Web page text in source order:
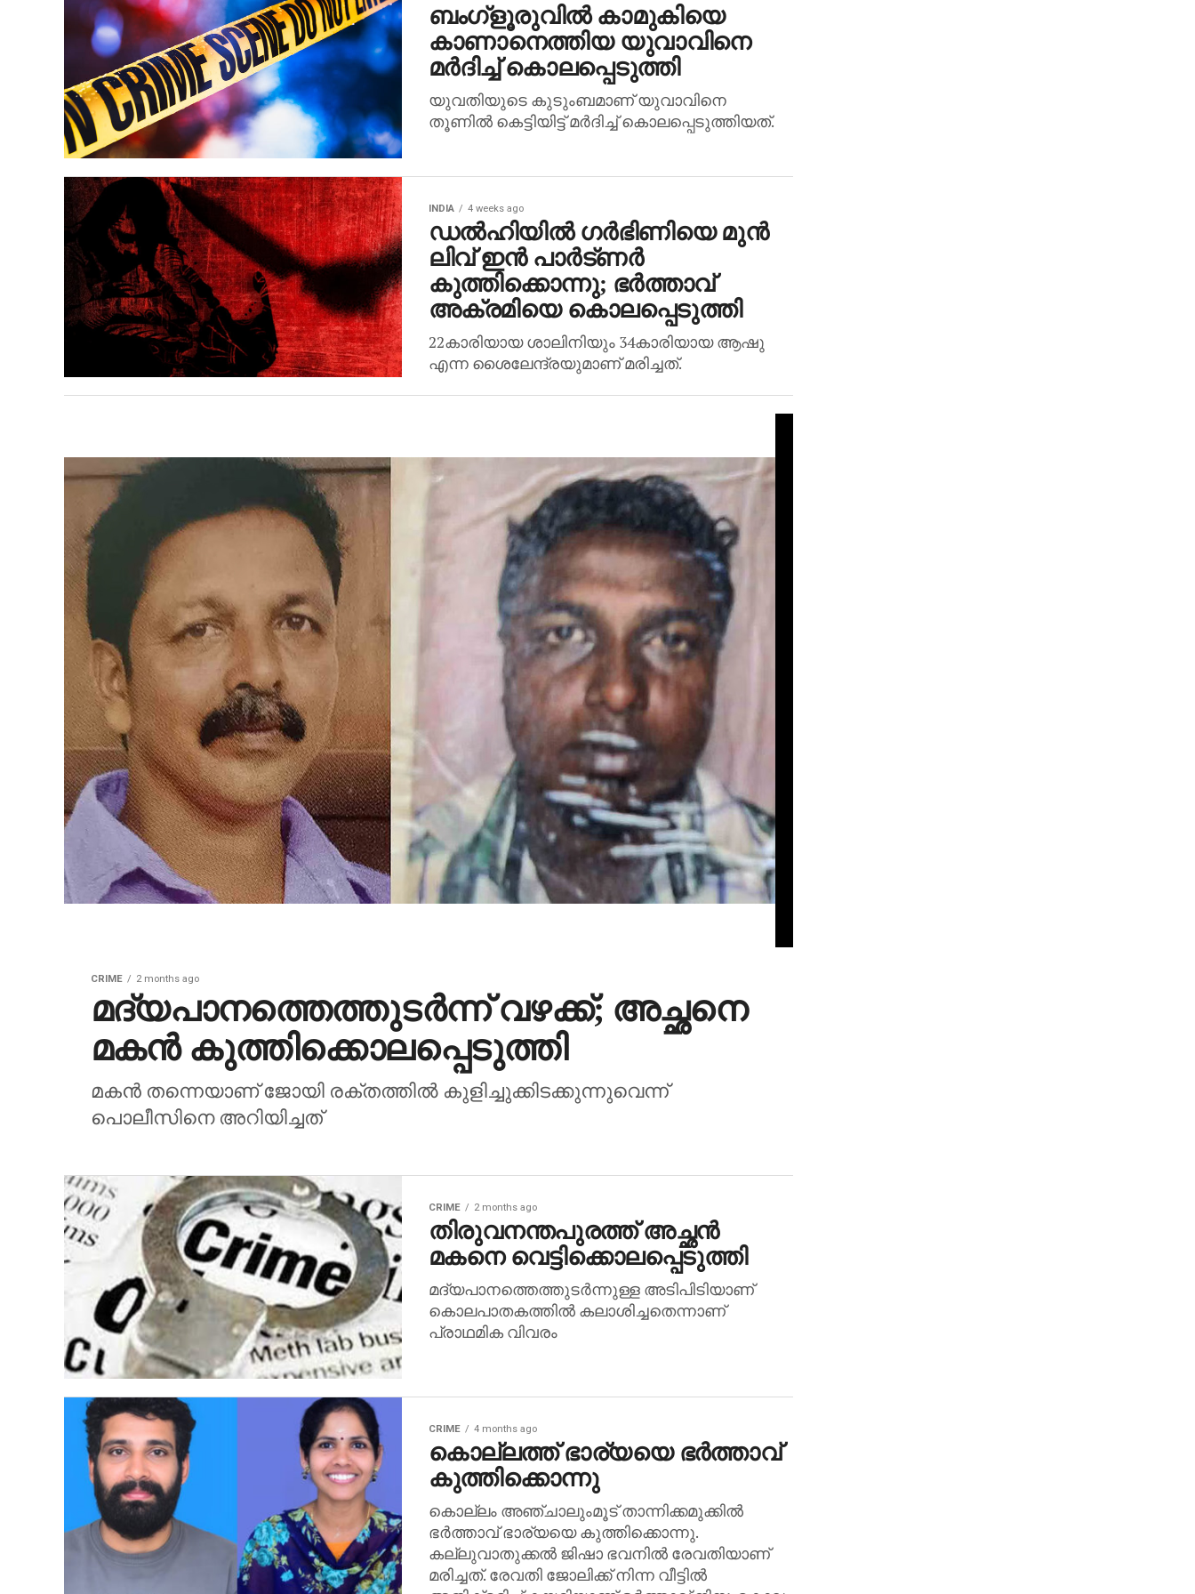
ബംഗ്ളൂരുവില്‍ കാമുകിയെ
കാണാനെത്തിയ യുവാവിനെ
മര്‍ദിച്ച് കൊലപ്പെടുത്തി
യുവതിയുടെ കുടുംബമാണ് യുവാവിനെ
തൂണില്‍ കെട്ടിയിട്ട് മര്‍ദിച്ച് കൊലപ്പെടുത്തിയത്.
INDIA 4 weeks ago
ഡല്‍ഹിയില്‍ ഗര്‍ഭിണിയെ മുന്‍
ലിവ് ഇന്‍ പാര്‍ട്ണര്‍
കുത്തിക്കൊന്നു; ഭര്‍ത്താവ്
അക്രമിയെ കൊലപ്പെടുത്തി
22കാരിയായ ശാലിനിയും 34കാരിയായ ആഷു
എന്ന ശൈലേന്ദ്രയുമാണ് മരിച്ചത്.
CRIME 2 months ago
മദ്യപാനത്തെത്തുടര്‍ന്ന് വഴക്ക്; അച്ഛനെ
മകന്‍ കുത്തിക്കൊലപ്പെടുത്തി
മകന്‍ തന്നെയാണ് ജോയി രക്തത്തില്‍ കുളിച്ചുക്കിടക്കുന്നുവെന്ന്
പൊലീസിനെ അറിയിച്ചത്
CRIME 2 months ago
തിരുവനന്തപുരത്ത് അച്ഛന്‍
മകനെ വെട്ടിക്കൊലപ്പെടുത്തി
മദ്യപാനത്തെത്തുടര്‍ന്നുള്ള അടിപിടിയാണ്
കൊലപാതകത്തില്‍ കലാശിച്ചതെന്നാണ്
പ്രാഥമിക വിവരം
CRIME 4 months ago
കൊല്ലത്ത് ഭാര്യയെ ഭര്‍ത്താവ്
കുത്തിക്കൊന്നു
കൊല്ലം അഞ്ചാലുംമൂട് താന്നിക്കമുക്കില്‍
ഭര്‍ത്താവ് ഭാര്യയെ കുത്തിക്കൊന്നു.
കല്ലുവാതുക്കല്‍ ജിഷാ ഭവനില്‍ രേവതിയാണ്
മരിച്ചത്. രേവതി ജോലിക്ക് നിന്ന വീട്ടില്‍